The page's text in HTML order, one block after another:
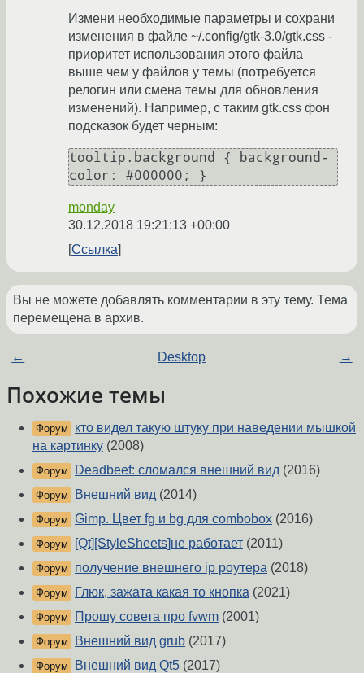
Измени необходимые параметры и сохрани
изменения в файле ~/.config/gtk-3.0/gtk.css -
приоритет использования этого файла
выше чем у файлов у темы (потребуется
релогин или смена темы для обновления
изменений). Например, с таким gtk.css фон
подсказок будет черным:
tooltip.background { background-
monday
30.12.2018 19:21:13 +00:00
Ссылка
Вы не можете добавлять комментарии в эту тему. Тема
перемещена в архив.
← Desktop →
Похожие темы
Форум
кто видел такую штуку при наведении мышкой
на картинку (2008)
Форум Deadbeef: сломался внешний вид (2016)
Форум Внешний вид (2014)
Форум Gimp. Цвет fg и bg для combobox (2016)
Форум [Qt][StyleSheets]не работает (2011)
Форум получение внешнего ip роутера (2018)
Форум Глюк, зажата какая то кнопка (2021)
Форум Прошу совета про fvwm (2001)
Форум Внешний вид grub (2017)
Форум Внешний вид Qt5 (2017)